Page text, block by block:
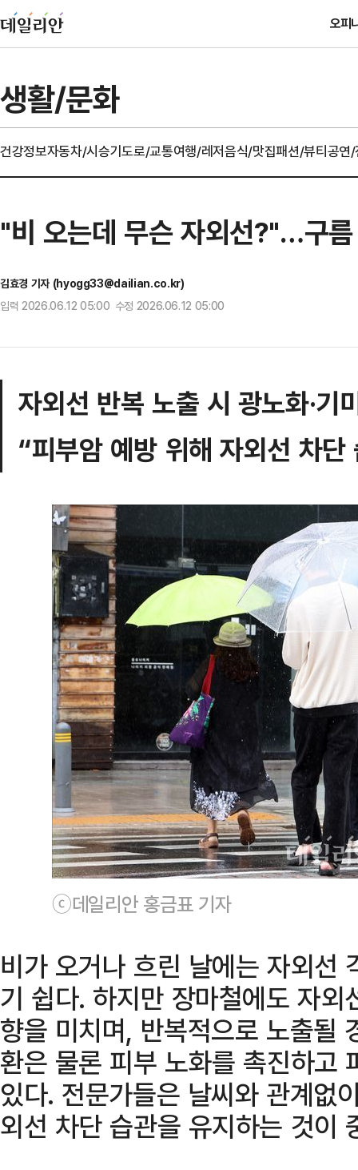
오피
생활/문화
건강정보자동차/시승기도로/교통여행/레저음식/맛집패션/뷰티공연
"비 오는데 무슨 자외선?"…구
김효경 기자 (hyogg33@dailian.co.kr)
입력 2026.06.12 05:00 수정 2026.06.12 05:00
자외선 반복 노출 시 광노화·기
“피부암 예방 위해 자외선 차단
ⓒ데일리안 홍금표 기자
비가 오거나 흐린 날에는 자외선
기 쉽다. 하지만 장마철에도 자
향을 미치며, 반복적으로 노출될
환은 물론 피부 노화를 촉진하고
있다. 전문가들은 날씨와 관계없
외선 차단 습관을 유지하는 것이